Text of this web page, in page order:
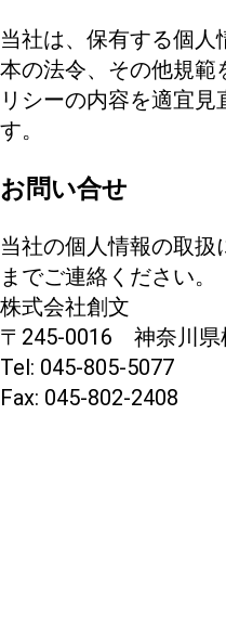
当社は、保有する個人
本の法令、その他規範
リシーの内容を適宜見
す。
お問い合せ
当社の個人情報の取
までご連絡ください。
株式会社創文
〒245-0016 神奈川県
Tel: 045-805-5077
Fax: 045-802-2408